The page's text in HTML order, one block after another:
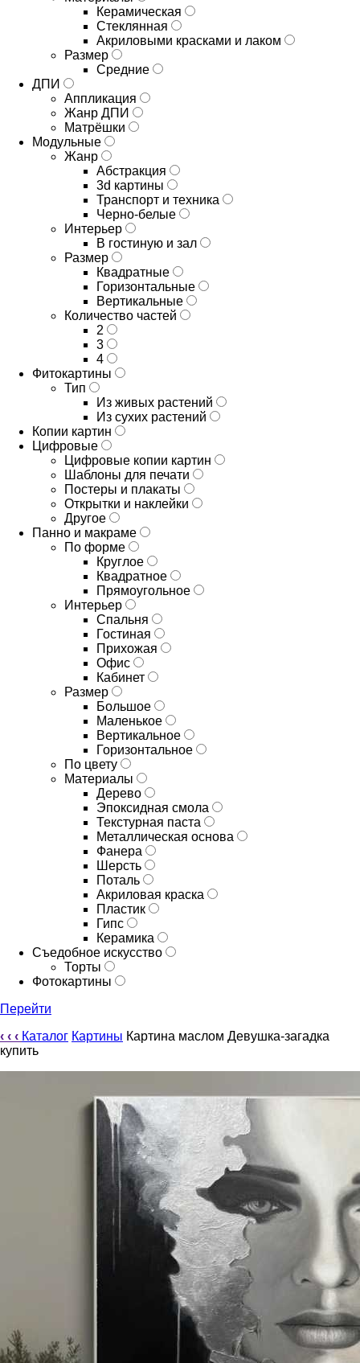
Керамическая
Стеклянная
Акриловыми красками и лаком
Размер
Средние
ДПИ
Аппликация
Жанр ДПИ
Матрёшки
Модульные
Жанр
Абстракция
3d картины
Транспорт и техника
Черно-белые
Интерьер
В гостиную и зал
Размер
Квадратные
Горизонтальные
Вертикальные
Количество частей
2
3
4
Фитокартины
Тип
Из живых растений
Из сухих растений
Копии картин
Цифровые
Цифровые копии картин
Шаблоны для печати
Постеры и плакаты
Открытки и наклейки
Другое
Панно и макраме
По форме
Круглое
Квадратное
Прямоугольное
Интерьер
Спальня
Гостиная
Прихожая
Офис
Кабинет
Размер
Большое
Маленькое
Вертикальное
Горизонтальное
По цвету
Материалы
Дерево
Эпоксидная смола
Текстурная паста
Металлическая основа
Фанера
Шерсть
Поталь
Акриловая краска
Пластик
Гипс
Керамика
Съедобное искусство
Торты
Фотокартины
Перейти
‹ ‹ ‹ Каталог Картины Картина маслом Девушка-загадка
купить